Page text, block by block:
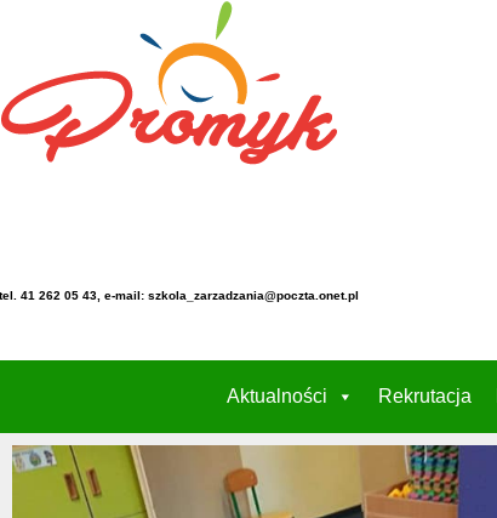
41 262 05 43, e-mail: szkola_zarzadzania@poczta.onet.pl
Aktualności Rekrutacja